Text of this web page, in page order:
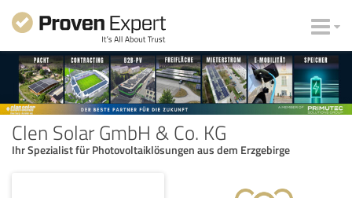
Clen Solar GmbH & Co. KG
Ihr Spezialist für Photovoltaiklösungen aus dem Erzgebirge